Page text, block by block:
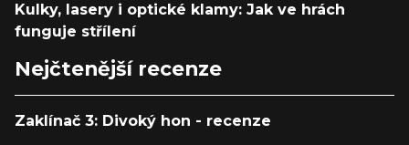
Kulky, lasery i optické klamy: Jak ve hrách
funguje střílení
Nejčtenější recenze
Zaklínač 3: Divoký hon - recenze